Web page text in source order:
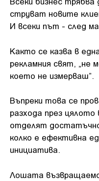
струват новите
И всеки път - след
Както се казва в
рекламния свят, „не
което не измерваш”.
Въпреки това се
разхода през
отделят
колко е ефективна
инициатива.
Лошата